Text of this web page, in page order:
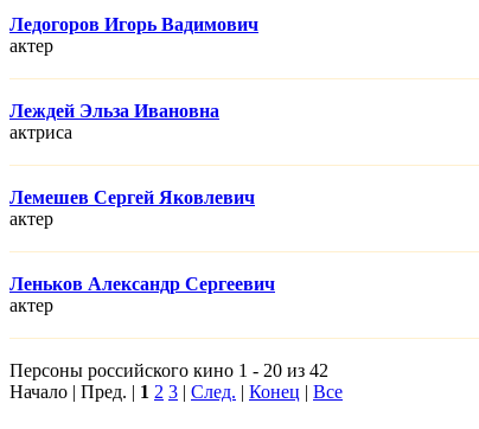
Ледогоров Игорь Вадимович
актер
Леждей Эльза Ивановна
актриса
Лемешев Сергей Яковлевич
актер
Леньков Александр Сергеевич
актер
Персоны российского кино 1 - 20 из 42
Начало | Пред. | 1 2 3 | След. | Конец | Все